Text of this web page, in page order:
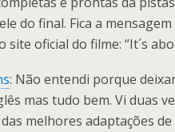
do final. Fica a
site oficial do filme: “It´s
: Não entendi porque
mas tudo bem. Vi duas
melhores adaptações de